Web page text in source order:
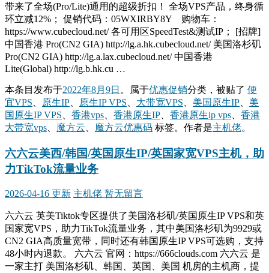
带来了全场(Pro/Lite)通用的超级折扣！ 全场VPS产品，终身循
环立减12%； 促销代码：05WXIRBY8Y 购物车：
https://www.cubecloud.net/ 各可用区SpeedTest&测试IP； [招牌]
中国香港 Pro(CN2 GIA) http://lg.a.hk.cubecloud.net/ 美国洛杉矶
Pro(CN2 GIA) http://lg.a.lax.cubecloud.net/ 中国香港
Lite(Global) http://lg.b.hk.cu …
本条目发布于2022年8月9日 。属于优惠促销分类，被贴了 便
宜VPS
原生IP 原生IP VPS 大带宽VPS 美国原生IP
美
国原生IP VPS
香港vps 香港原生IP 香港原生ip vps
香港
大带宽vps
魔方云 魔方云优惠码 标签。 作者是主机佬。
六六云美西/韩国/英国原生IP/英国家宽VPS主机，助
力TikTok流量业务
2026-04-16 更新 主机佬 暂无留言
六六云 英美Tiktok专区提供了美国洛杉矶/英国原生IP VPS和英
国家宽VPS，助力TikTok流量业务，其中美国洛杉矶为9929或
CN2 GIA高质量宽带，同时还有韩国原生IP VPS可选购，支持
48小时内退款。 六六云 官网：https://666clouds.com 六六云 是
一家主打 美国洛杉矶、韩国、英国、美国 机房的主机商，提